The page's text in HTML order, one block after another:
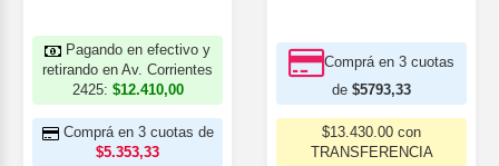
Pagando en efectivo y
retirando en Av. Corrientes
2425: $12.410,00
Comprá en 3 cuotas de
$5.353,33
Comprá en 3 cuotas
de $5793,33
$13.430.00 con
TRANSFERENCIA